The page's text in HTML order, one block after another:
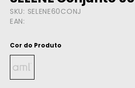
SKU: SELENE60CONJ
EAN:
Cor do Produto